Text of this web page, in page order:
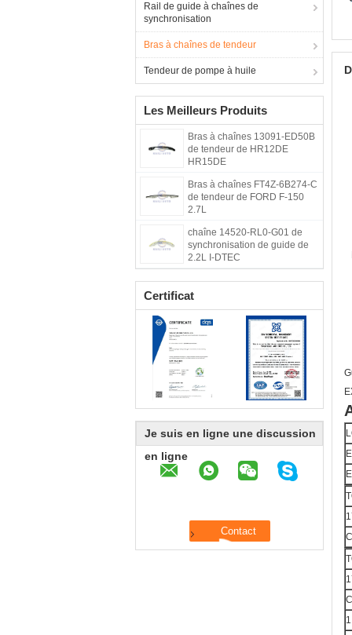
Rail de guide à chaînes de
synchronisation
Bras à chaînes de tendeur
Tendeur de pompe à huile
Les Meilleurs Produits
Bras à chaînes 13091-ED50B
de tendeur de HR12DE
HR15DE
Bras à chaînes FT4Z-6B274-C
de tendeur de FORD F-150
2.7L
chaîne 14520-RL0-G01 de
synchronisation de guide de
2.2L I-DTEC
Certificat
Je suis en ligne une discussion
en ligne